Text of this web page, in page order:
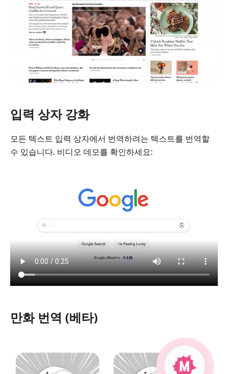
입력 상자 강화
모든 텍스트 입력 상자에서 번역하려는 텍스트를 번역할
수 있습니다. 비디오 데모를 확인하세요:
만화 번역 (베타)